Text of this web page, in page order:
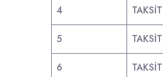
4 TAKSİT
5 TAKSİT
6 TAKSİT